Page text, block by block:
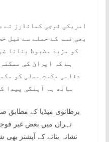
امریکی فوجی کمانڈرز
بھی قسم کے حملے سے قبل
کو مزید مضبوط بنانا
ہے کہ ایران کی
دفاعی حکمتِ عملی کو
ساتھ ہم آہنگی پیدا
برطانوی میڈیا کے مطابق
تہران میں بعض غیر
نشانہ بنانے کے آپشنز